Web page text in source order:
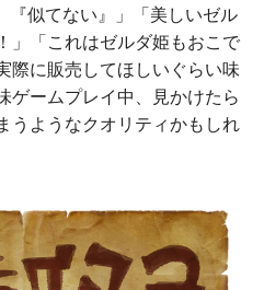
『似てない』」「美しいゼル
」「これはゼルダ姫もおこで
際に販売してほしいぐらい味
ゲームプレイ中、見かけたら
うようなクオリティかもしれ